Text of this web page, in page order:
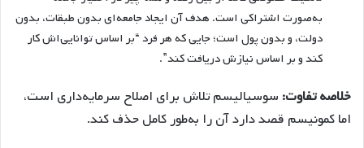
به‌صورت اشتراکی است. هدف آن ایجاد جامعه‌ای بدون طبقات، بدون
دولت، و بدون پول است؛ جایی که هر فرد “بر اساس توانایی‌اش کار
کند و بر اساس نیازش دریافت کند”.
خلاصه تفاوت: سوسیالیسم تلاش برای اصلاح سرمایه‌داری است،
اما کمونیسم قصد دارد آن را به‌طور کامل حذف کند.